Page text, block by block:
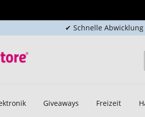
✔ Schnelle Abwicklung
Giveaways Freizeit